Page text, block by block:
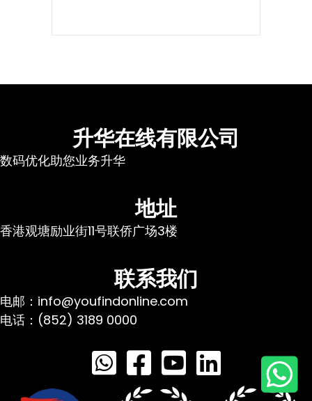
升华在线有限公司
数码优化助您业务升华
地址
香港观塘励业街11号联侨广场3楼
联系我们
电邮：info@youfindonline.com
电话：(852) 3189 0000